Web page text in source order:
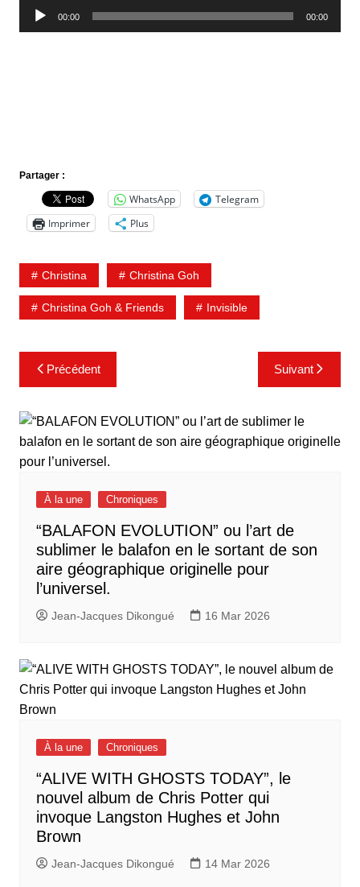
Lecteur
audio
00:00 00:00
Partager :
WhatsApp
Telegram
Imprimer
Plus
Christina Christina Goh
Christina Goh & Friends Invisible
Navigation
de
l’article
Précédent Suivant
À la une Chroniques
“BALAFON EVOLUTION” ou l’art de
sublimer le balafon en le sortant de son
aire géographique originelle pour
l’universel.
Jean-Jacques Dikongué 16 Mar 2026
À la une Chroniques
“ALIVE WITH GHOSTS TODAY”, le
nouvel album de Chris Potter qui
invoque Langston Hughes et John
Brown
Jean-Jacques Dikongué 14 Mar 2026